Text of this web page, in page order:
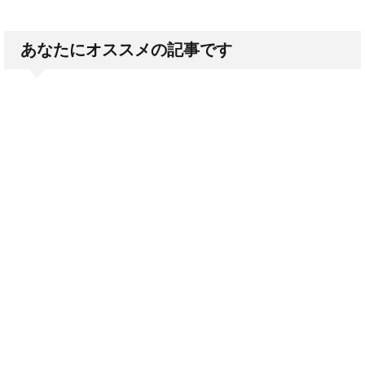
あなたにオススメの記事です